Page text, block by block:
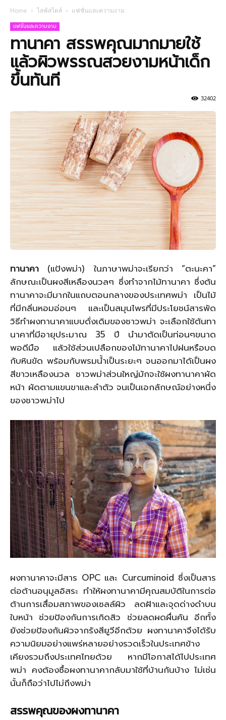
Home ไลฟ์สไตล์ แฟชั่นและความงาม
แฟชั่นและความงาม
ทานาคา สรรพคุณมากมายใช้
แล้วผิวพรรณสวยงามหน้าเด็ก
ขึ้นทันที
32402
ทานาคา (แป้งพม่า) ในภาษาพม่าจะเรียกว่า “ตะนะคา”
ลักษณะเป็นผงสีเหลืองนวลๆ ซึ่งทำจากไม้ทานาคา ซึ่งต้น
ทานาคาจะมีมากในแถบตอนกลางของประเทศพม่า เป็นไม้
ที่มีกลิ่นหอมอ่อนๆ และเป็นสมุนไพรที่มีประโยชน์สารพัด
วิธีทำผงทานาคาแบบดั่งเดิมของชาวพม่า จะเลือกใช้ต้นทา
นาคาที่มีอายุประมาณ 35 ปี นำมาตัดเป็นท่อนๆขนาด
พอดีมือ แล้วใช้ส่วนเปลือกของไม้ทานาคาไปฝนหรือบด
กับหินขัด พร้อมกับพรมน้ำเป็นระยะๆ จนออกมาได้เป็นผง
สีขาวเหลืองนวล ชาวพม่าส่วนใหญ่มักจะใช้ผงทานาคาผัด
หน้า ผัดตามแขนขาและลำตัว จนเป็นเอกลักษณ์อย่างหนึ่ง
ของชาวพม่าไป
ผงทานาคาจะมีสาร OPC และ Curcuminoid ซึ่งเป็นสาร
ต่อต้านอนุมูลอิสระ ทำให้ผงทานาคามีคุณสมบัติในการต่อ
ต้านการเสื่อมสภาพของเซลล์ผิว ลดฝ้าและจุดด่างดำบน
ใบหน้า ช่วยป้องกันการเกิดสิว ช่วยลดผดผื่นคัน อีกทั้ง
ยังช่วยป้องกันผิวจากรังสียูวีอีกด้วย ผงทานาคาจึงได้รับ
ความนิยมอย่างแพร่หลายอย่างรวดเร็วในประเทศข้าง
เคียงรวมถึงประเทศไทยด้วย หากมีโอกาสได้ไปประเทศ
พม่า คงต้องซื้อผงทานาคากลับมาใช้ที่บ้านกันบ้าง ไม่เช่น
นั้นก็ถือว่าไปไม่ถึงพม่า
สรรพคุณของผงทานาคา